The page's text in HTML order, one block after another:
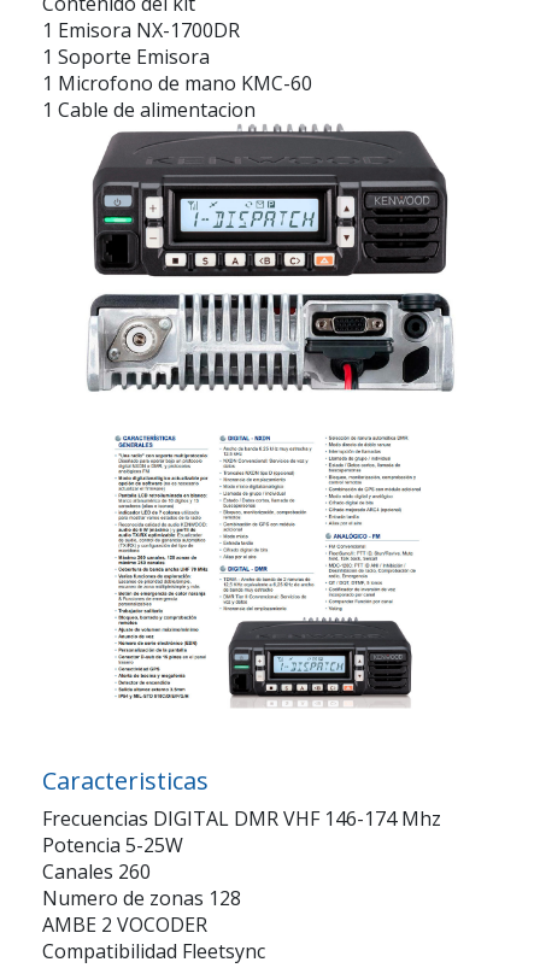
1 Emisora NX-1700DR
1 Soporte Emisora
1 Microfono de mano KMC-60
1 Cable de alimentacion
Caracteristicas
Frecuencias DIGITAL DMR VHF 146-174 Mhz
Potencia 5-25W
Canales 260
Numero de zonas 128
AMBE 2 VOCODER
Compatibilidad Fleetsync